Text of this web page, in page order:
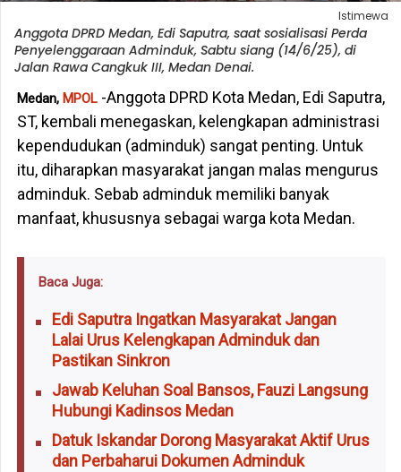
Istimewa
Anggota DPRD Medan, Edi Saputra, saat sosialisasi Perda
Penyelenggaraan Adminduk, Sabtu siang (14/6/25), di
Jalan Rawa Cangkuk III, Medan Denai.
Medan, MPOL-Anggota DPRD Kota Medan, Edi Saputra,
ST, kembali menegaskan, kelengkapan administrasi
kependudukan (adminduk) sangat penting. Untuk
itu, diharapkan masyarakat jangan malas mengurus
adminduk. Sebab adminduk memiliki banyak
manfaat, khususnya sebagai warga kota Medan.
Baca Juga:
Edi Saputra Ingatkan Masyarakat Jangan
Lalai Urus Kelengkapan Adminduk dan
Pastikan Sinkron
Jawab Keluhan Soal Bansos, Fauzi Langsung
Hubungi Kadinsos Medan
Datuk Iskandar Dorong Masyarakat Aktif Urus
dan Perbaharui Dokumen Adminduk